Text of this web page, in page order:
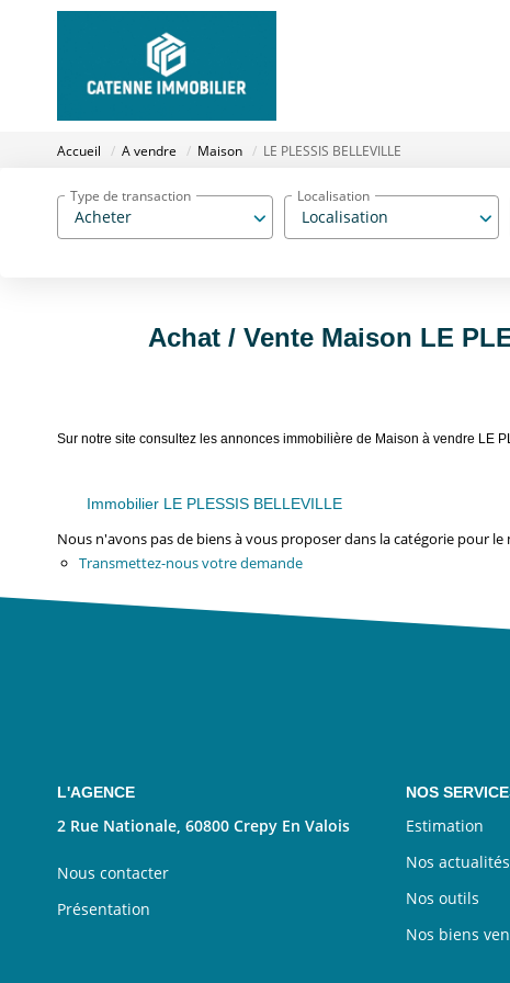
Accueil A vendre Maison LE PLESSIS BELLEVILLE
Acheter
Type de transaction
Localisation
Localisation
Achat / Vente Maison LE
Sur notre site consultez les annonces immobilière de Maison à vendre LE
Immobilier LE PLESSIS BELLEVILLE
Nous n'avons pas de biens à vous proposer dans la catégorie pour
Transmettez-nous votre demande
L'AGENCE
2 Rue Nationale, 60800 Crepy En Valois
Nous contacter
Présentation
NOS
Estimation
Nos actualités
Nos outils
Nos biens